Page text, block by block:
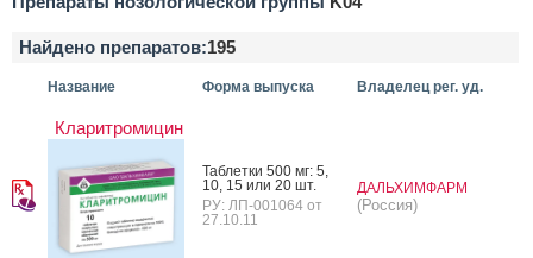
Найдено препаратов:195
Название Форма выпуска Владелец рег. уд.
Кларитромицин
Таб­летки 500 мг: 5,
10, 15 или 20 шт.
РУ: ЛП-001064 от
27.10.11
ДАЛЬХИМФАРМ
(Россия)